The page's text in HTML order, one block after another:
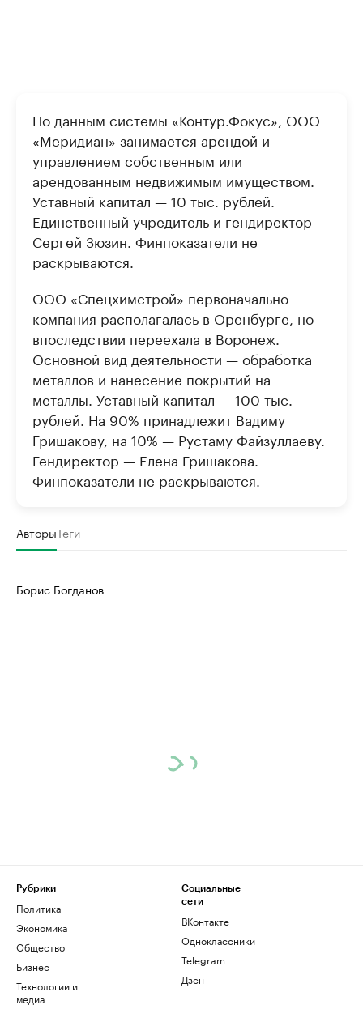
По данным системы «Контур.Фокус», ООО
«Меридиан» занимается арендой и
управлением собственным или
арендованным недвижимым имуществом.
Уставный капитал — 10 тыс. рублей.
Единственный учредитель и гендиректор
Сергей Зюзин. Финпоказатели не
раскрываются.
ООО «Спецхимстрой» первоначально
компания располагалась в Оренбурге, но
впоследствии переехала в Воронеж.
Основной вид деятельности — обработка
металлов и нанесение покрытий на
металлы. Уставный капитал — 100 тыс.
рублей. На 90% принадлежит Вадиму
Гришакову, на 10% — Рустаму Файзуллаеву.
Гендиректор — Елена Гришакова.
Финпоказатели не раскрываются.
АвторыТеги
Борис Богданов
Рубрики
Политика
Экономика
Общество
Бизнес
Технологии и
медиа
Социальные
сети
ВКонтакте
Одноклассники
Telegram
Дзен